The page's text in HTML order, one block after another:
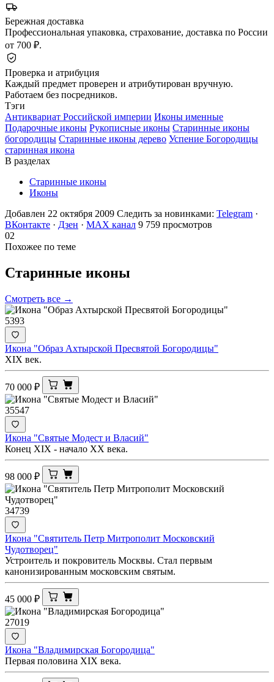
Бережная доставка
Профессиональная упаковка, страхование, доставка по России
от 700 ₽.
Проверка и атрибуция
Каждый предмет проверен и атрибутирован вручную.
Работаем без посредников.
Тэги
Антиквариат Российской империи Иконы именные
Подарочные иконы Рукописные иконы Старинные иконы
богородицы Старинные иконы дерево Успение Богородицы
старинная икона
В разделах
Старинные иконы
Иконы
Добавлен 22 октября 2009 Следить за новинками: Telegram ·
ВКонтакте · Дзен · MAX канал 9 759 просмотров
02
Похожее по теме
Старинные иконы
Смотреть все →
5393
Икона "Образ Ахтырской Пресвятой Богородицы"
XIX век.
70 000 ₽
35547
Икона "Святые Модест и Власий"
Конец XIX - начало XX века.
98 000 ₽
34739
Икона "Святитель Петр Митрополит Московский
Чудотворец"
Устроитель и покровитель Москвы. Стал первым
канонизированным московским святым.
45 000 ₽
27019
Икона "Владимирская Богородица"
Первая половина XIX века.